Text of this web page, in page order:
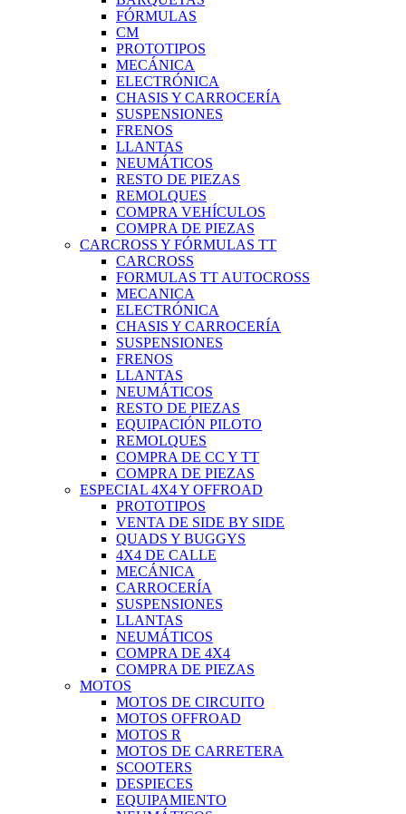
FÓRMULAS
CM
PROTOTIPOS
MECÁNICA
ELECTRÓNICA
CHASIS Y CARROCERÍA
SUSPENSIONES
FRENOS
LLANTAS
NEUMÁTICOS
RESTO DE PIEZAS
REMOLQUES
COMPRA VEHÍCULOS
COMPRA DE PIEZAS
CARCROSS Y FÓRMULAS TT
CARCROSS
FORMULAS TT AUTOCROSS
MECANICA
ELECTRÓNICA
CHASIS Y CARROCERÍA
SUSPENSIONES
FRENOS
LLANTAS
NEUMÁTICOS
RESTO DE PIEZAS
EQUIPACIÓN PILOTO
REMOLQUES
COMPRA DE CC Y TT
COMPRA DE PIEZAS
ESPECIAL 4X4 Y OFFROAD
PROTOTIPOS
VENTA DE SIDE BY SIDE
QUADS Y BUGGYS
4X4 DE CALLE
MECÁNICA
CARROCERÍA
SUSPENSIONES
LLANTAS
NEUMÁTICOS
COMPRA DE 4X4
COMPRA DE PIEZAS
MOTOS
MOTOS DE CIRCUITO
MOTOS OFFROAD
MOTOS R
MOTOS DE CARRETERA
SCOOTERS
DESPIECES
EQUIPAMIENTO